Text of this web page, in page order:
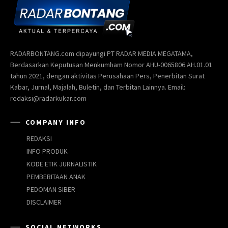
RADARBONTANG.com dipayungi PT RADAR MEDIA MEGATAMA,
Berdasarkan Keputusan Menkumham Nomor AHU-0065806.AH.01.01
tahun 2021, dengan aktivitas Perusahaan Pers, Penerbitan Surat
Kabar, Jurnal, Majalah, Buletin, dan Terbitan Lainnya. Email:
redaksi@radarkukar.com
COMPANY INFO
REDAKSI
INFO PRODUK
KODE ETIK JURNALISTIK
PEMBERITAAN ANAK
PEDOMAN SIBER
DISCLAIMER